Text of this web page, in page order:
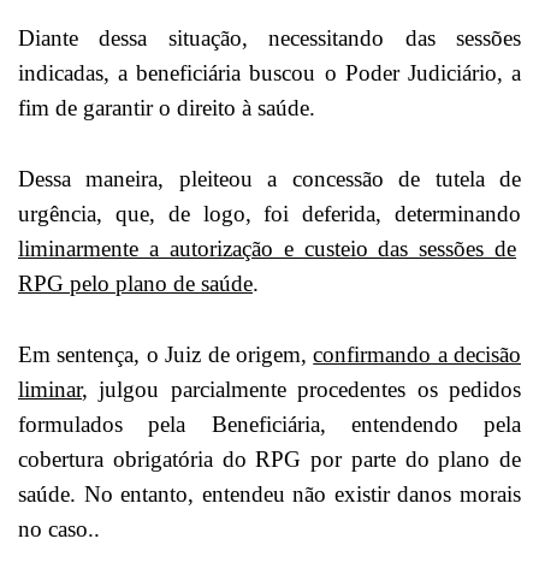
Diante dessa situação, necessitando das sessões
indicadas, a beneficiária buscou o Poder Judiciário, a
fim de garantir o direito à saúde.
Dessa maneira, pleiteou a concessão de tutela de
urgência, que, de logo, foi deferida, determinando
liminarmente a autorização e custeio das sessões de
RPG pelo plano de saúde.
Em sentença, o Juiz de origem,confirmando a decisão
liminar, julgou parcialmente procedentes os pedidos
formulados pela Beneficiária, entendendo pela
cobertura obrigatória do RPG por parte do plano de
saúde. No entanto, entendeu não existir danos morais
no caso..